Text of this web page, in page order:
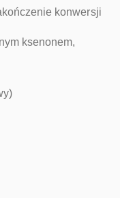
konwersji
ksenonem,